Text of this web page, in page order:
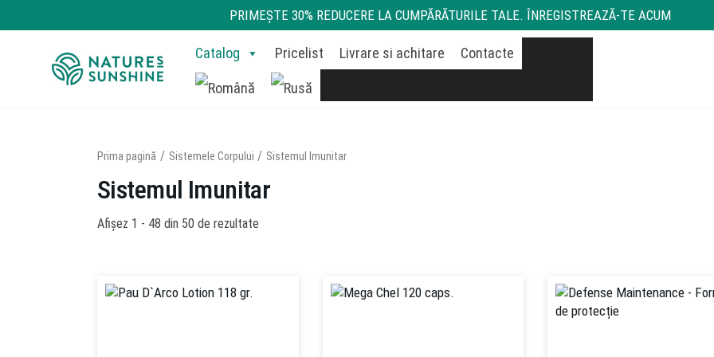
PRIMEŞTE 30% REDUCERE LA CUMPĂRĂTURILE TALE. ÎNREGISTREAZĂ-TE ACUM
Catalog Pricelist Livrare si achitare Contacte
Sistemele Corpului Livrare si achitare Pricelist Contact Coș
Prima pagină Sistemele Corpului Sistemul Imunitar
Sistemul Imunitar
Afișez 1 - 48 din 50 de rezultate